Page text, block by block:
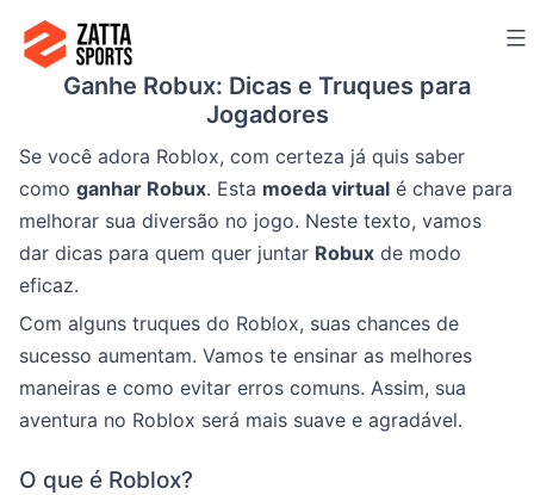
para
Ganhe Robux: Dicas e Truques para
Jogadores
Se você adora Roblox, com certeza já quis saber
como ganhar Robux. Esta moeda virtual é chave para
melhorar sua diversão no jogo. Neste texto, vamos
dar dicas para quem quer juntar Robux de modo
eficaz.
Com alguns truques do Roblox, suas chances de
sucesso aumentam. Vamos te ensinar as melhores
maneiras e como evitar erros comuns. Assim, sua
aventura no Roblox será mais suave e agradável.
O que é Roblox?